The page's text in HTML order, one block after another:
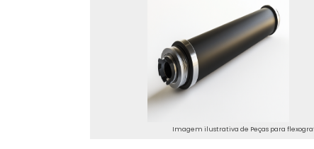
Imagem ilustrativa de Peças para